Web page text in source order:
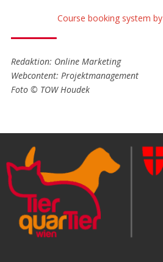
Course booking system by
Redaktion: Online Marketing
Webcontent: Projektmanagement
Foto © TOW Houdek